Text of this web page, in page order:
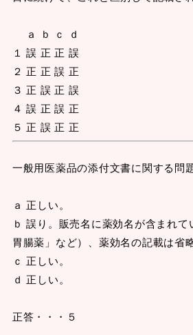
ａ ｂ ｃ ｄ
１ 誤 正 正 誤
２ 正 正 誤 正
３ 正 誤 正 誤
４ 誤 正 誤 正
５ 正 誤 正 正
一般用医薬品の添付文書に関する問題
ａ 正しい。
ｂ 誤り。販売名に薬効名が含まれ
胃腸薬」など）、薬効名の記載は省
ｃ 正しい。
ｄ 正しい。
正答・・・５